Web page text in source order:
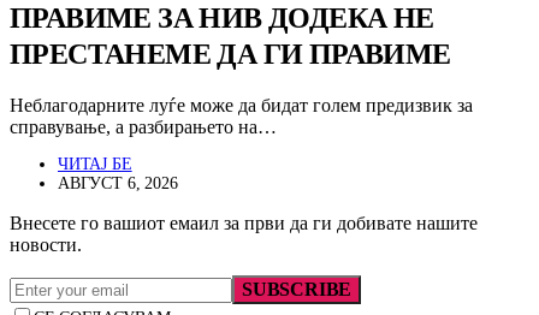
ПРАВИМЕ ЗА НИВ ДОДЕКА НЕ
ПРЕСТАНЕМЕ ДА ГИ ПРАВИМЕ
Неблагодарните луѓе може да бидат голем предизвик за
справување, а разбирањето на…
ЧИТАЈ БЕ
АВГУСТ 6, 2026
Внесете го вашиот емаил за први да ги добивате нашите
новости.
SUBSCRIBE